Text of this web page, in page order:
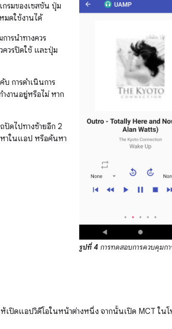
รูปที่ 4 การทดสอบการควบคุมก
รมของเซสชัน ปุ่ม
มดใช้งานได้
ารนําทางควร
วรปิดใช้ และปุ่ม
การดำเนินการ
งานอยู่หรือไม่ หาก
ปัดไปทางซ้ายอีก 2
าในแอป หรือค้นหา
ปิดแอปวิดีโอในหน้าต่างหนึ่ง จากนั้นเปิด MCT ใน